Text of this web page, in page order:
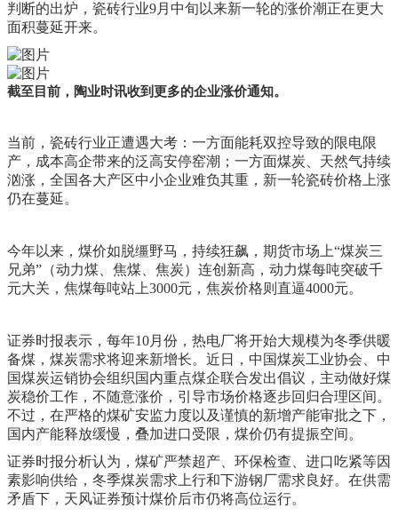
判断的出炉，瓷砖行业9月中旬以来新一轮的涨价潮正在更大
面积蔓延开来。
截至目前，陶业时讯收到更多的企业涨价通知。
当前，瓷砖行业正遭遇大考：一方面能耗双控导致的限电限
产，成本高企带来的泛高安停窑潮；一方面煤炭、天然气持续
汹涨，全国各大产区中小企业难负其重，新一轮瓷砖价格上涨
仍在蔓延。
今年以来，煤价如脱缰野马，持续狂飙，期货市场上“煤炭三
兄弟”（动力煤、焦煤、焦炭）连创新高，动力煤每吨突破千
元大关，焦煤每吨站上3000元，焦炭价格则直逼4000元。
证券时报表示，每年10月份，热电厂将开始大规模为冬季供暖
备煤，煤炭需求将迎来新增长。近日，中国煤炭工业协会、中
国煤炭运销协会组织国内重点煤企联合发出倡议，主动做好煤
炭稳价工作，不随意涨价，引导市场价格逐步回归合理区间。
不过，在严格的煤矿安监力度以及谨慎的新增产能审批之下，
国内产能释放缓慢，叠加进口受限，煤价仍有提振空间。
证券时报分析认为，煤矿严禁超产、环保检查、进口吃紧等因
素影响供给，冬季煤炭需求上行和下游钢厂需求良好。在供需
矛盾下，天风证券预计煤价后市仍将高位运行。